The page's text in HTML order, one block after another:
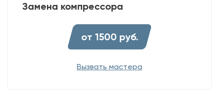
Замена компрессора
от 1500 руб.
Вызвать мастера